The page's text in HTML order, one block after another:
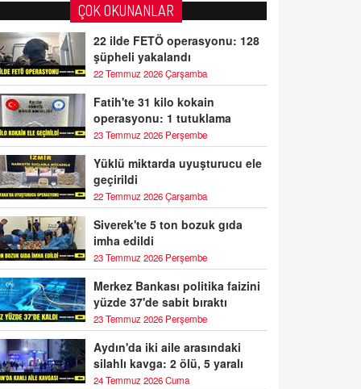
ÇOK OKUNANLAR
22 ilde FETÖ operasyonu: 128
şüpheli yakalandı
22 Temmuz 2026 Çarşamba
Fatih'te 31 kilo kokain
operasyonu: 1 tutuklama
23 Temmuz 2026 Perşembe
Yüklü miktarda uyuşturucu ele
geçirildi
22 Temmuz 2026 Çarşamba
Siverek'te 5 ton bozuk gıda
imha edildi
23 Temmuz 2026 Perşembe
Merkez Bankası politika faizini
yüzde 37'de sabit bıraktı
23 Temmuz 2026 Perşembe
Aydın'da iki aile arasındaki
silahlı kavga: 2 ölü, 5 yaralı
24 Temmuz 2026 Cuma